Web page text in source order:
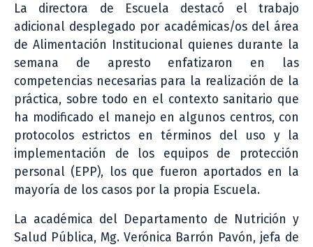
La directora de Escuela destacó el trabajo
adicional desplegado por académicas/os del área
de Alimentación Institucional quienes durante la
semana de apresto enfatizaron en las
competencias necesarias para la realización de la
práctica, sobre todo en el contexto sanitario que
ha modificado el manejo en algunos centros, con
protocolos estrictos en términos del uso y la
implementación de los equipos de protección
personal (EPP), los que fueron aportados en la
mayoría de los casos por la propia Escuela.
La académica del Departamento de Nutrición y
Salud Pública, Mg. Verónica Barrón Pavón, jefa de